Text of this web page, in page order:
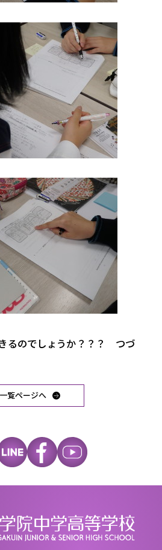
るのでしょうか？？？ つづ
一覧ページへ